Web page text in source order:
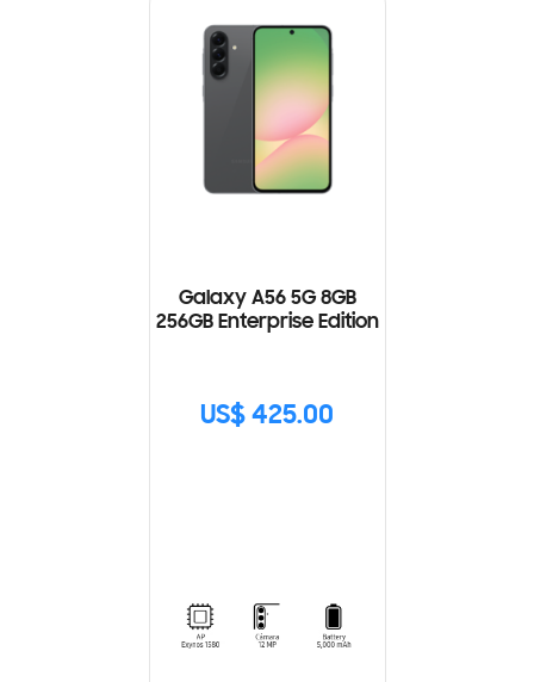
Galaxy A56 5G 8GB
256GB Enterprise Edition
US$ 425.00